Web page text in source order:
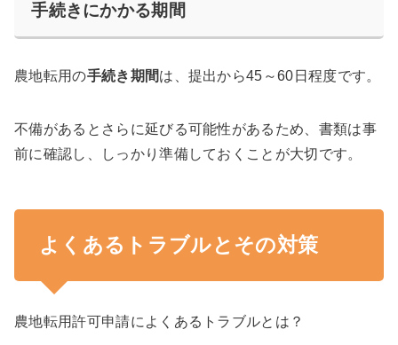
手続きにかかる期間
農地転用の手続き期間は、提出から45～60日程度です。
不備があるとさらに延びる可能性があるため、書類は事
前に確認し、しっかり準備しておくことが大切です。
よくあるトラブルとその対策
農地転用許可申請によくあるトラブルとは？